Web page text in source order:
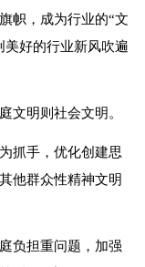
帜，成为行业的“文
美好的行业新风吹遍
文明则社会文明。
抓手，优化创建思
他群众性精神文明
负担重问题，加强